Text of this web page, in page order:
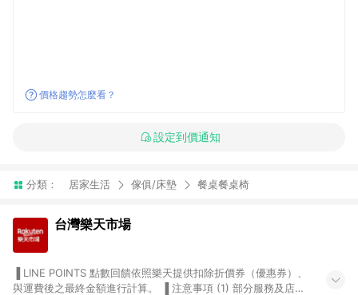
價格趨勢怎麼看？
設定到價通知
分類： 居家生活 傢俱/床墊 餐桌餐桌椅
台灣樂天市場
與運費後之最終金額進行計算。 ▐ 注意事項 (1) 部分服務及店家